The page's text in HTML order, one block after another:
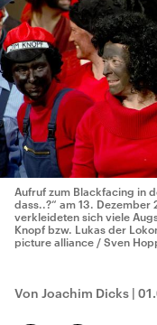
Aufruf zum Blackfacing in
dass..?“ am 13. Dezember
verkleideten sich viele
Knopf bzw. Lukas der
picture alliance / Sven
Von Joachim Dicks |